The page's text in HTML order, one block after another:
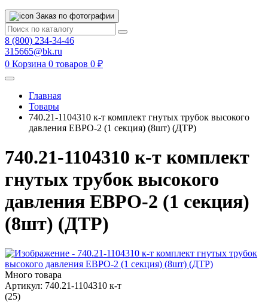
Заказ по фотографии
8 (800) 234-34-46
315665@bk.ru
0 Корзина 0 товаров 0 ₽
Главная
Товары
740.21-1104310 к-т комплект гнутых трубок высокого
давления ЕВРО-2 (1 секция) (8шт) (ДТР)
740.21-1104310 к-т комплект
гнутых трубок высокого
давления ЕВРО-2 (1 секция)
(8шт) (ДТР)
Много товара
Артикул: 740.21-1104310 к-т
(25)